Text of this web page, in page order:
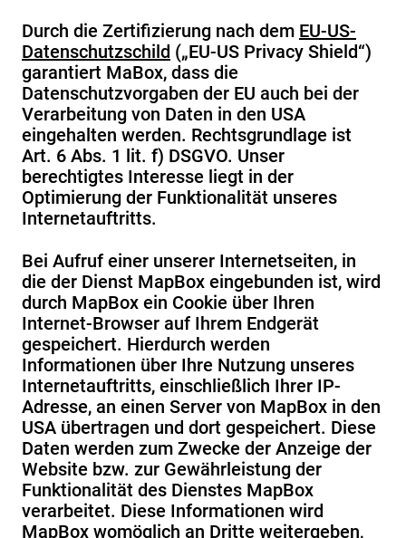
Durch die Zertifizierung nach dem EU-US-
Datenschutzschild („EU-US Privacy Shield“)
garantiert MaBox, dass die
Datenschutzvorgaben der EU auch bei der
Verarbeitung von Daten in den USA
eingehalten werden. Rechtsgrundlage ist
Art. 6 Abs. 1 lit. f) DSGVO. Unser
berechtigtes Interesse liegt in der
Optimierung der Funktionalität unseres
Internetauftritts.
Bei Aufruf einer unserer Internetseiten, in
die der Dienst MapBox eingebunden ist, wird
durch MapBox ein Cookie über Ihren
Internet-Browser auf Ihrem Endgerät
gespeichert. Hierdurch werden
Informationen über Ihre Nutzung unseres
Internetauftritts, einschließlich Ihrer IP-
Adresse, an einen Server von MapBox in den
USA übertragen und dort gespeichert. Diese
Daten werden zum Zwecke der Anzeige der
Website bzw. zur Gewährleistung der
Funktionalität des Dienstes MapBox
verarbeitet. Diese Informationen wird
MapBox womöglich an Dritte weitergeben,